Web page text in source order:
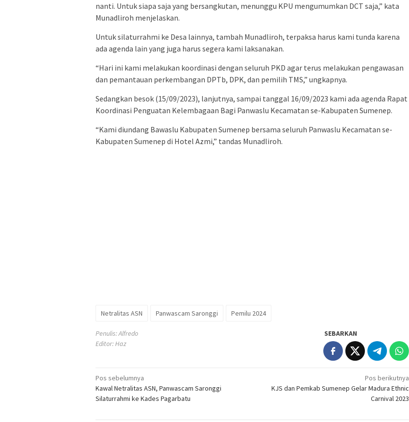
nanti. Untuk siapa saja yang bersangkutan, menunggu KPU mengumumkan DCT saja,” kata
Munadliroh menjelaskan.
Untuk silaturrahmi ke Desa lainnya, tambah Munadliroh, terpaksa harus kami tunda karena
ada agenda lain yang juga harus segera kami laksanakan.
“Hari ini kami melakukan koordinasi dengan seluruh PKD agar terus melakukan pengawasan
dan pemantauan perkembangan DPTb, DPK, dan pemilih TMS,” ungkapnya.
Sedangkan besok (15/09/2023), lanjutnya, sampai tanggal 16/09/2023 kami ada agenda Rapat
Koordinasi Penguatan Kelembagaan Bagi Panwaslu Kecamatan se-Kabupaten Sumenep.
“Kami diundang Bawaslu Kabupaten Sumenep bersama seluruh Panwaslu Kecamatan se-
Kabupaten Sumenep di Hotel Azmi,” tandas Munadliroh.
Netralitas ASN Panwascam Saronggi Pemilu 2024
Penulis: Alfredo
Editor: Haz
SEBARKAN
Navigasi
pos
Pos sebelumnya
Kawal Netralitas ASN, Panwascam Saronggi
Silaturrahmi ke Kades Pagarbatu
Pos berikutnya
KJS dan Pemkab Sumenep Gelar Madura Ethnic
Carnival 2023